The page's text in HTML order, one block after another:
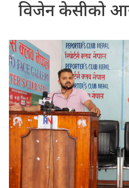
विजेन केसीको